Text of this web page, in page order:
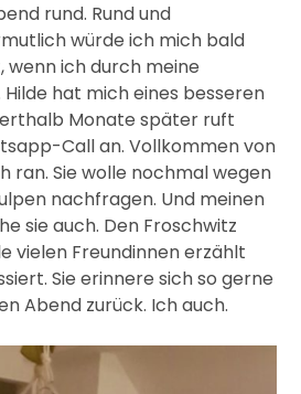
rund. Rund und
würde ich mich bald
wenn ich durch meine
hat mich eines besseren
Monate später ruft
Call an. Vollkommen von
ran. Sie wolle nochmal wegen
nachfragen. Und meinen
sie auch. Den Froschwitz
vielen Freundinnen erzählt
Sie erinnere sich so gerne
Abend zurück. Ich auch.